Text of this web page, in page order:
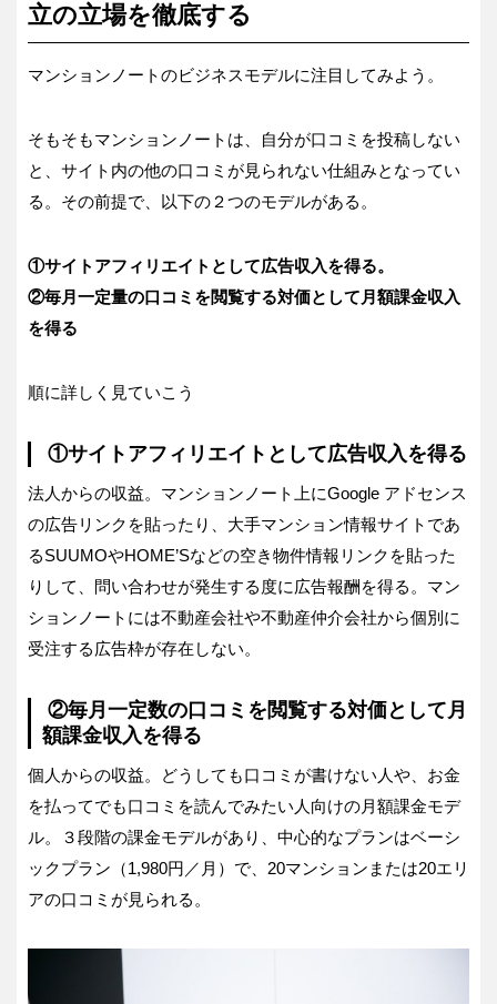
立の立場を徹底する
マンションノートのビジネスモデルに注目してみよう。
そもそもマンションノートは、自分が口コミを投稿しない
と、サイト内の他の口コミが見られない仕組みとなってい
る。その前提で、以下の２つのモデルがある。
①サイトアフィリエイトとして広告収入を得る。
②毎月一定量の口コミを閲覧する対価として月額課金収入
を得る
順に詳しく見ていこう
①サイトアフィリエイトとして広告収入を得る
法人からの収益。マンションノート上にGoogle アドセンス
の広告リンクを貼ったり、大手マンション情報サイトであ
るSUUMOやHOME’Sなどの空き物件情報リンクを貼った
りして、問い合わせが発生する度に広告報酬を得る。マン
ションノートには不動産会社や不動産仲介会社から個別に
受注する広告枠が存在しない。
②毎月一定数の口コミを閲覧する対価として月
額課金収入を得る
個人からの収益。どうしても口コミが書けない人や、お金
を払ってでも口コミを読んでみたい人向けの月額課金モデ
ル。３段階の課金モデルがあり、中心的なプランはベーシ
ックプラン（1,980円／月）で、20マンションまたは20エリ
アの口コミが見られる。